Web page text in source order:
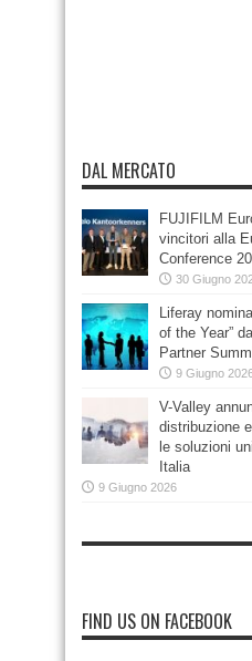
DAL MERCATO
FUJIFILM
vincitori alla
Conference
30 Giugno
Liferay
of the Year”
Partner
9 Giugno
V-Valley
distribuzione
le soluzioni
Italia
9 Giugno 2026
FIND US ON FACEBOOK